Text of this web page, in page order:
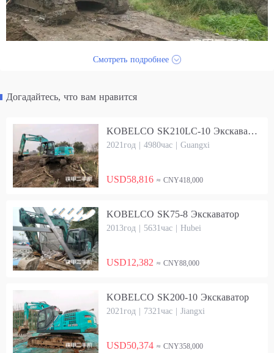
Смотреть подробнее
Догадайтесь, что вам нравится
KOBELCO SK210LC-10 Экскаватор
2021год | 4980час | Guangxi
USD58,816 ≈ CNY418,000
KOBELCO SK75-8 Экскаватор
2013год | 5631час | Hubei
USD12,382 ≈ CNY88,000
KOBELCO SK200-10 Экскаватор
2021год | 7321час | Jiangxi
USD50,374 ≈ CNY358,000